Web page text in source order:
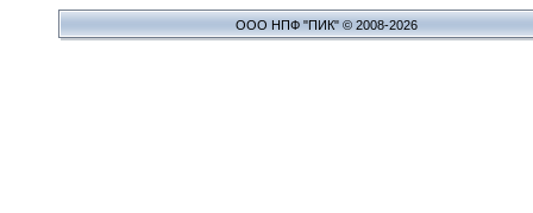
ООО НПФ "ПИК" © 2008-2026